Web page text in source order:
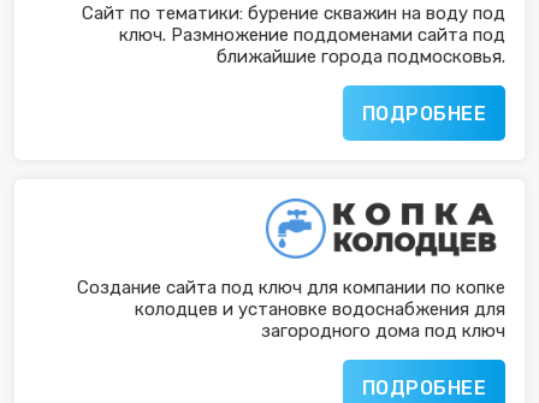
Сайт по тематики: бурение скважин на воду под
ключ. Размножение поддоменами сайта под
ближайшие города подмосковья.
ПОДРОБНЕЕ
Создание сайта под ключ для компании по копке
колодцев и установке водоснабжения для
загородного дома под ключ
ПОДРОБНЕЕ